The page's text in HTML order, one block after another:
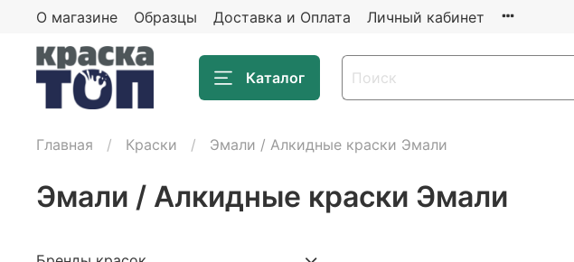
О магазине Образцы Доставка и Оплата Личный кабинет
Каталог
Главная Крaски Эмали / Алкидные краски Эмали
Эмали / Алкидные краски Эмали